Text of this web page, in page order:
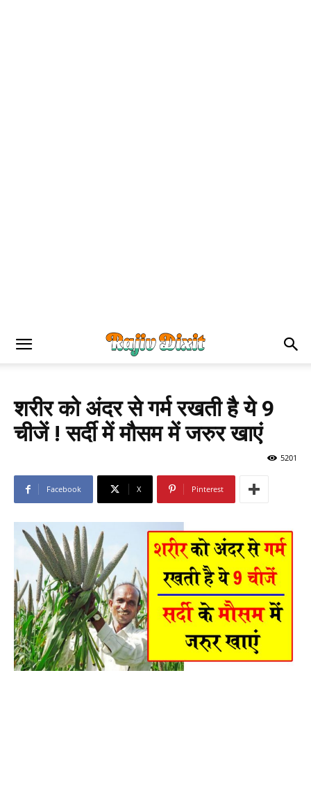
शरीर को अंदर से गर्म रखती है ये 9
चीजें ! सर्दी में मौसम में जरुर खाएं
5201
Facebook X Pinterest